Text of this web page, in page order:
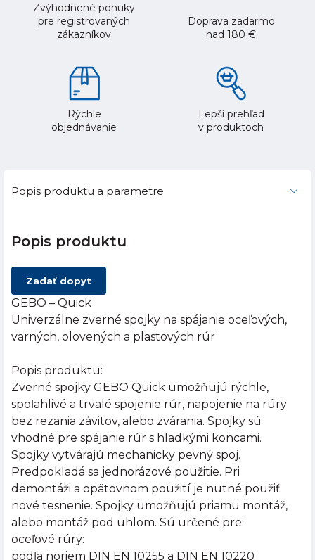
Zvýhodnené ponuky
pre registrovaných
zákazníkov
Doprava zadarmo
nad 180 €
Rýchle
objednávanie
Lepší prehľad
v produktoch
Popis produktu a parametre
Popis produktu
Zadať dopyt
GEBO – Quick
Univerzálne zverné spojky na spájanie oceľových,
varných, olovených a plastových rúr
Popis produktu:
Zverné spojky GEBO Quick umožňujú rýchle,
spoľahlivé a trvalé spojenie rúr, napojenie na rúry
bez rezania závitov, alebo zvárania. Spojky sú
vhodné pre spájanie rúr s hladkými koncami.
Spojky vytvárajú mechanicky pevný spoj.
Predpokladá sa jednorázové použitie. Pri
demontáži a opätovnom použití je nutné použiť
nové tesnenie. Spojky umožňujú priamu montáž,
alebo montáž pod uhlom. Sú určené pre:
oceľové rúry:
podľa noriem DIN EN 10255 a DIN EN 10220